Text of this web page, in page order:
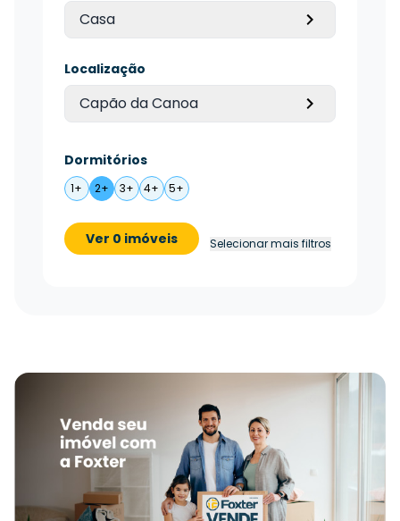
Casa
Localização
Capão da Canoa
Dormitórios
1+ 2+ 3+ 4+ 5+
Ver 0 imóveis Selecionar mais filtros